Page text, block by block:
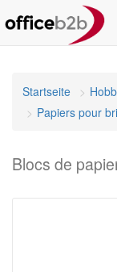
Startseite
Papiers pour
Blocs de